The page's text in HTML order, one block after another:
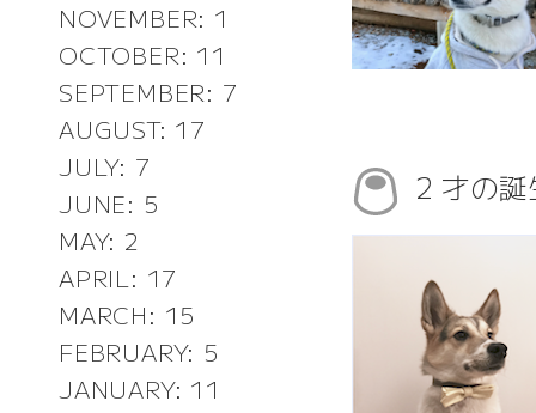
NOVEMBER: 1
OCTOBER: 11
SEPTEMBER: 7
AUGUST: 17
JULY: 7
JUNE: 5
MAY: 2
APRIL: 17
MARCH: 15
FEBRUARY: 5
JANUARY: 11
2 才の